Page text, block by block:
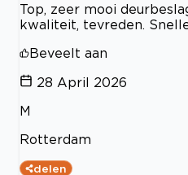
Top, zeer mooi
kwaliteit, tevreden.
Beveelt aan
28 April 2026
M
Rotterdam
delen